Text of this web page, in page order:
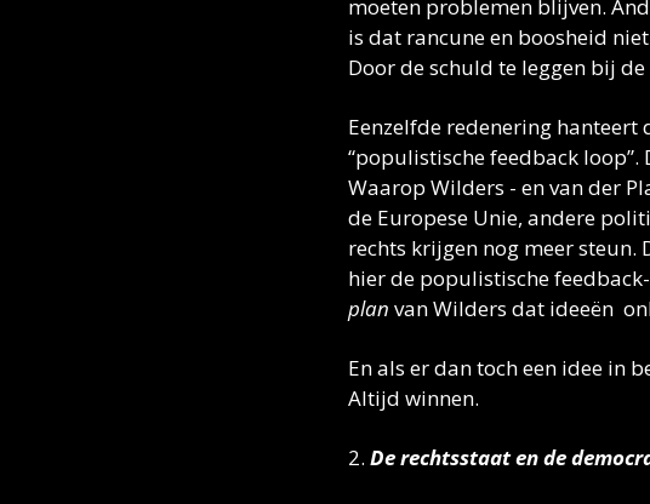
moeten problemen blijven.
is dat rancune en boosheid
Door de schuld te leggen bij
Eenzelfde redenering hanteert
“populistische feedback
Waarop Wilders - en van der
de Europese Unie, andere
rechts krijgen nog meer steun.
hier de populistische
plan van Wilders dat ideeën
En als er dan toch een idee in
Altijd winnen.
2. De rechtsstaat en de